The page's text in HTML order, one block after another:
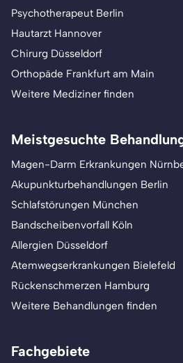
Psychotherapeut Berlin
Hautarzt Hannover
Chirurg Düsseldorf
Orthopäde Frankfurt am Main
Weitere Mediziner finden
Meistgesuchte
Magen-Darm Erkrankungen
Akupunkturbehandlungen Berlin
Schlafstörungen München
Bandscheibenvorfall Köln
Allergien Düsseldorf
Atemwegserkrankungen Bielefeld
Rückenschmerzen Hamburg
Weitere Behandlungen finden
Fachgebiete